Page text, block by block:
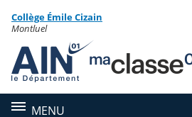
Menu de la rubrique
Contenu
Collège Émile Cizain
Montluel
MENU